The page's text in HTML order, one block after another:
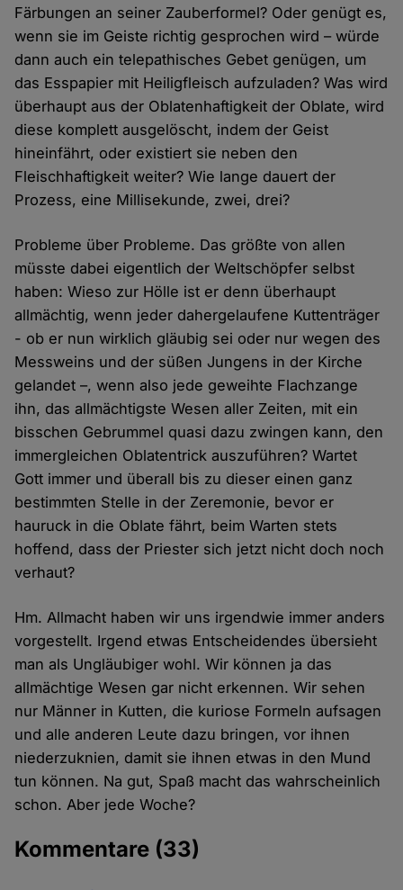
Färbungen an seiner Zauberformel? Oder genügt es,
wenn sie im Geiste richtig gesprochen wird – würde
dann auch ein telepathisches Gebet genügen, um
das Esspapier mit Heiligfleisch aufzuladen? Was wird
überhaupt aus der Oblatenhaftigkeit der Oblate, wird
diese komplett ausgelöscht, indem der Geist
hineinfährt, oder existiert sie neben den
Fleischhaftigkeit weiter? Wie lange dauert der
Prozess, eine Millisekunde, zwei, drei?
Probleme über Probleme. Das größte von allen
müsste dabei eigentlich der Weltschöpfer selbst
haben: Wieso zur Hölle ist er denn überhaupt
allmächtig, wenn jeder dahergelaufene Kuttenträger
- ob er nun wirklich gläubig sei oder nur wegen des
Messweins und der süßen Jungens in der Kirche
gelandet –, wenn also jede geweihte Flachzange
ihn, das allmächtigste Wesen aller Zeiten, mit ein
bisschen Gebrummel quasi dazu zwingen kann, den
immergleichen Oblatentrick auszuführen? Wartet
Gott immer und überall bis zu dieser einen ganz
bestimmten Stelle in der Zeremonie, bevor er
hauruck in die Oblate fährt, beim Warten stets
hoffend, dass der Priester sich jetzt nicht doch noch
verhaut?
Hm. Allmacht haben wir uns irgendwie immer anders
vorgestellt. Irgend etwas Entscheidendes übersieht
man als Ungläubiger wohl. Wir können ja das
allmächtige Wesen gar nicht erkennen. Wir sehen
nur Männer in Kutten, die kuriose Formeln aufsagen
und alle anderen Leute dazu bringen, vor ihnen
niederzuknien, damit sie ihnen etwas in den Mund
tun können. Na gut, Spaß macht das wahrscheinlich
schon. Aber jede Woche?
Kommentare (33)